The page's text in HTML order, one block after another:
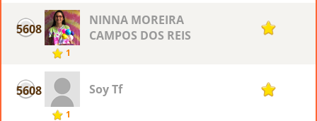
5608
1
NINNA MOREIRA
CAMPOS DOS REIS
1
5608
1
Soy Tf 1